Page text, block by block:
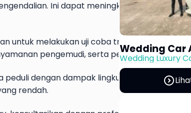
Ini dapat meningkatkan efisiensi
untuk melakukan uji coba truk yang Anda
pengemudi, serta performa
peduli dengan dampak lingkungan,
rendah.
Wedding Car
Wedding Luxury
expand_circle_right